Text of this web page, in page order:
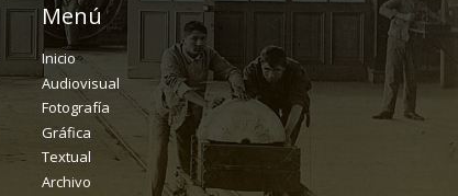
Menú
Inicio
Audiovisual
Fotografía
Gráfica
Textual
Archivo